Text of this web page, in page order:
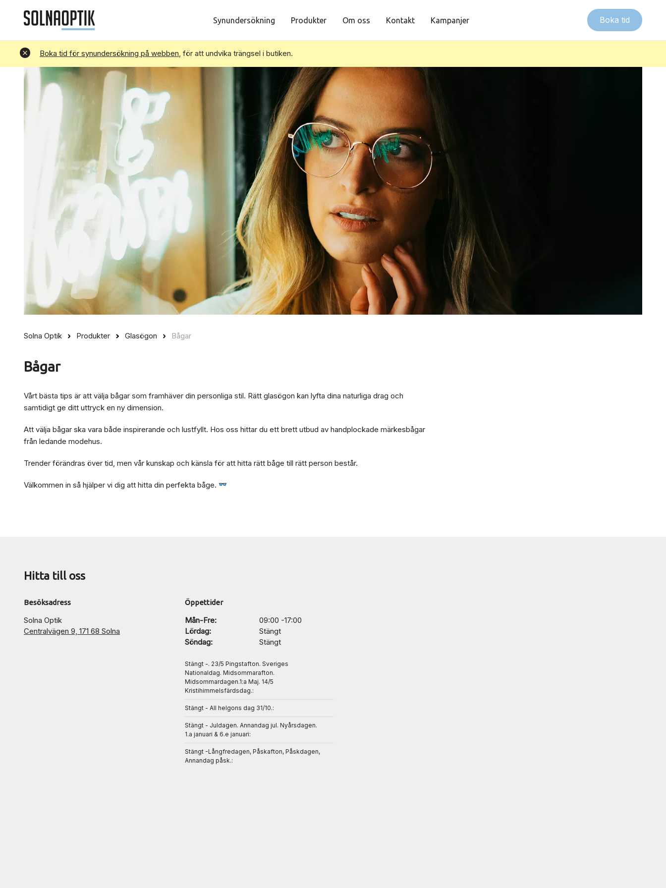
Synundersökning Produkter Om oss Kontakt Kampanjer Boka tid
Boka tid för synundersökning på webben, för att undvika trängsel i butiken.
Avvisa
Solna Optik Produkter Glasögon Bågar
Bågar
Vårt bästa tips är att välja bågar som framhäver din personliga stil. Rätt glasögon kan lyfta dina naturliga drag och
samtidigt ge ditt uttryck en ny dimension.
Att välja bågar ska vara både inspirerande och lustfyllt. Hos oss hittar du ett brett utbud av handplockade märkesbågar
från ledande modehus.
Trender förändras över tid, men vår kunskap och känsla för att hitta rätt båge till rätt person består.
Välkommen in så hjälper vi dig att hitta din perfekta båge.
Hitta till oss
Besöksadress
Solna Optik
Centralvägen 9, 171 68 Solna
Öppettider
Mån-Fre:
09:00 -17:00
Lördag:
Stängt
Söndag:
Stängt
Stängt -. 23/5 Pingstafton. Sveriges
Nationaldag. Midsommarafton.
Midsommardagen.1:a Maj. 14/5
Kristihimmelsfärdsdag.:
Stängt - All helgons dag 31/10.:
Stängt - Juldagen. Annandag jul. Nyårsdagen.
1.a januari & 6.e januari:
Stängt -Långfredagen, Påskafton, Påskdagen,
Annandag påsk.: